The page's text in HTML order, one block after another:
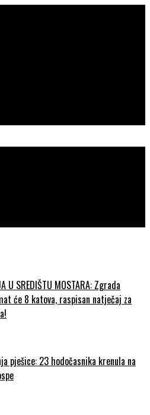
U SREDIŠTU MOSTARA: Zgrada
će 8 katova, raspisan natječaj za
pješice: 23 hodočasnika krenula na